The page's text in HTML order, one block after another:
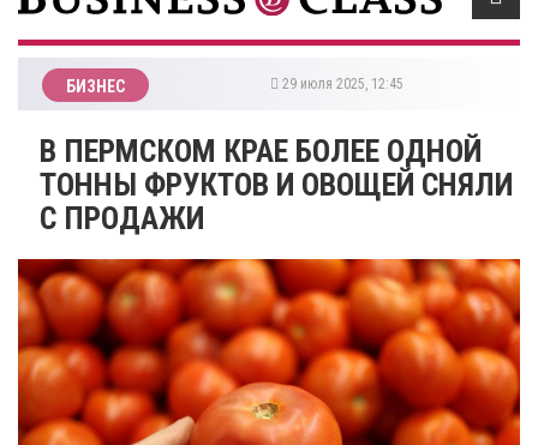
БИЗНЕС 29 июля 2025, 12:45
​В ПЕРМСКОМ КРАЕ БОЛЕЕ ОДНОЙ
ТОННЫ ФРУКТОВ И ОВОЩЕЙ СНЯЛИ
С ПРОДАЖИ